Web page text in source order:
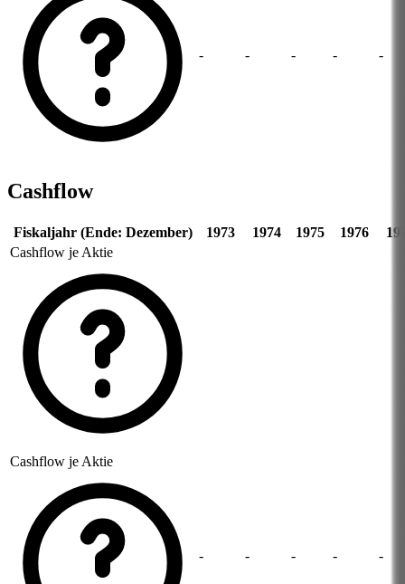
- - - - -
Cashflow
Fiskaljahr (Ende: Dezember) 1973 1974 1975 1976
Cashflow je Aktie
Cashflow je Aktie
- - - - -